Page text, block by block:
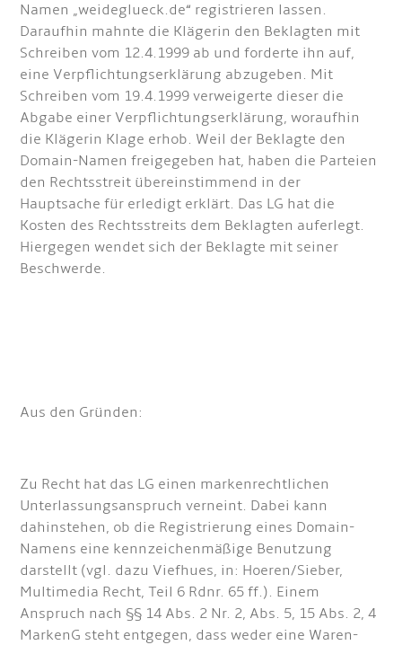
Namen „weideglueck.de“ registrieren lassen.
Daraufhin mahnte die Klägerin den Beklagten mit
Schreiben vom 12.4.1999 ab und forderte ihn auf,
eine Verpflichtungserklärung abzugeben. Mit
Schreiben vom 19.4.1999 verweigerte dieser die
Abgabe einer Verpflichtungserklärung, woraufhin
die Klägerin Klage erhob. Weil der Beklagte den
Domain-Namen freigegeben hat, haben die Parteien
den Rechtsstreit übereinstimmend in der
Hauptsache für erledigt erklärt. Das LG hat die
Kosten des Rechtsstreits dem Beklagten auferlegt.
Hiergegen wendet sich der Beklagte mit seiner
Beschwerde.
Aus den Gründen:
Zu Recht hat das LG einen markenrechtlichen
Unterlassungsanspruch verneint. Dabei kann
dahinstehen, ob die Registrierung eines Domain-
Namens eine kennzeichenmäßige Benutzung
darstellt (vgl. dazu Viefhues, in: Hoeren/Sieber,
Multimedia Recht, Teil 6 Rdnr. 65 ff.). Einem
Anspruch nach §§ 14 Abs. 2 Nr. 2, Abs. 5, 15 Abs. 2, 4
MarkenG steht entgegen, dass weder eine Waren-